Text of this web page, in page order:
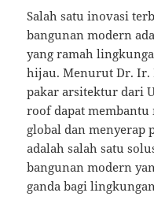
Salah satu inovasi
bangunan modern
yang ramah
hijau. Menurut Dr. Ir.
pakar arsitektur dari
roof dapat membantu
global dan menyerap
adalah salah satu
bangunan modern
ganda bagi